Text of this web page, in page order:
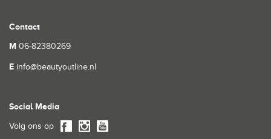
Contact
M 06-82380269
E info@beautyoutline.nl
Social Media
Volg ons op